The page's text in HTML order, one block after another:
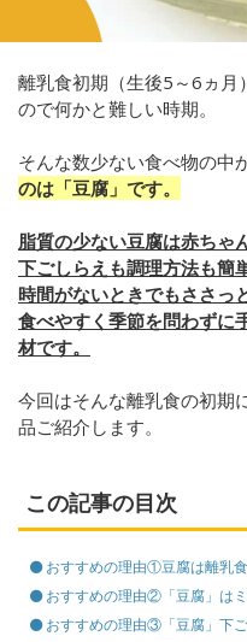
離乳食初期（生後5～6ヵ月
ので何かと難しい時期。
そんな数少ない食べ物の中
のは「豆腐」です。
脂質の少ない豆腐は赤ちゃ
下ごしらえも調理方法も簡
時間がないときでもささっ
食べやすく季節を問わずに
材です。
今回はそんな離乳食の初期
品ご紹介します。
この記事の目次
おすすめの理由①豆腐は離乳
おすすめの理由②「豆腐」は
おすすめの理由③「豆腐」下ご